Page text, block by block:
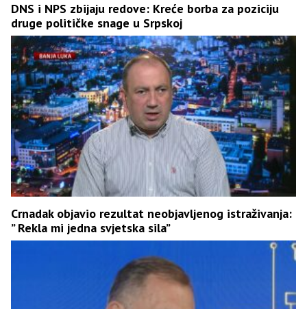
DNS i NPS zbijaju redove: Kreće borba za poziciju
druge političke snage u Srpskoj
Crnadak objavio rezultat neobjavljenog istraživanja:
” Rekla mi jedna svjetska sila”